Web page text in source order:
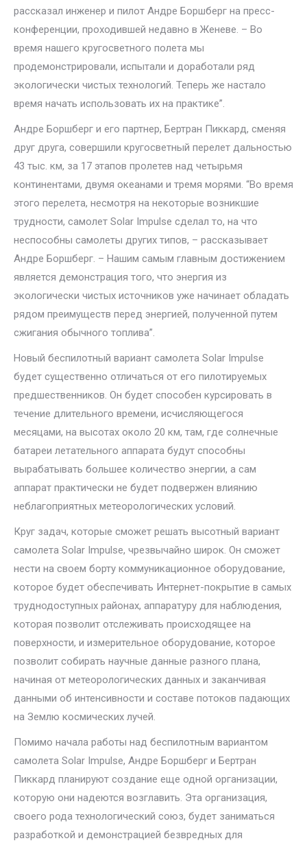
рассказал инженер и пилот Андре Боршберг на пресс-
конференции, проходившей недавно в Женеве. – Во
время нашего кругосветного полета мы
продемонстрировали, испытали и доработали ряд
экологически чистых технологий. Теперь же настало
время начать использовать их на практике”.
Андре Боршберг и его партнер, Бертран Пиккард, сменяя
друг друга, совершили кругосветный перелет дальностью
43 тыс. км, за 17 этапов пролетев над четырьмя
континентами, двумя океанами и тремя морями. “Во время
этого перелета, несмотря на некоторые возникшие
трудности, самолет Solar Impulse сделал то, на что
неспособны самолеты других типов, – рассказывает
Андре Боршберг. – Нашим самым главным достижением
является демонстрация того, что энергия из
экологически чистых источников уже начинает обладать
рядом преимуществ перед энергией, полученной путем
сжигания обычного топлива”.
Новый беспилотный вариант самолета Solar Impulse
будет существенно отличаться от его пилотируемых
предшественников. Он будет способен курсировать в
течение длительного времени, исчисляющегося
месяцами, на высотах около 20 км, там, где солнечные
батареи летательного аппарата будут способны
вырабатывать большее количество энергии, а сам
аппарат практически не будет подвержен влиянию
неблагоприятных метеорологических условий.
Круг задач, которые сможет решать высотный вариант
самолета Solar Impulse, чрезвычайно широк. Он сможет
нести на своем борту коммуникационное оборудование,
которое будет обеспечивать Интернет-покрытие в самых
труднодоступных районах, аппаратуру для наблюдения,
которая позволит отслеживать происходящее на
поверхности, и измерительное оборудование, которое
позволит собирать научные данные разного плана,
начиная от метеорологических данных и заканчивая
данными об интенсивности и составе потоков падающих
на Землю космических лучей.
Помимо начала работы над беспилотным вариантом
самолета Solar Impulse, Андре Боршберг и Бертран
Пиккард планируют создание еще одной организации,
которую они надеются возглавить. Эта организация,
своего рода технологический союз, будет заниматься
разработкой и демонстрацией безвредных для